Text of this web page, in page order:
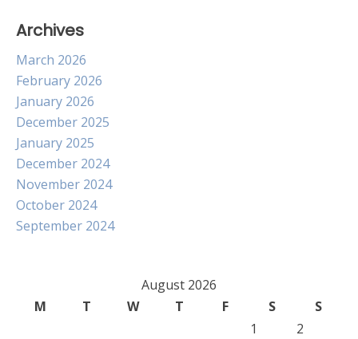
Archives
March 2026
February 2026
January 2026
December 2025
January 2025
December 2024
November 2024
October 2024
September 2024
August 2026
M
T W T F S
S
1
2